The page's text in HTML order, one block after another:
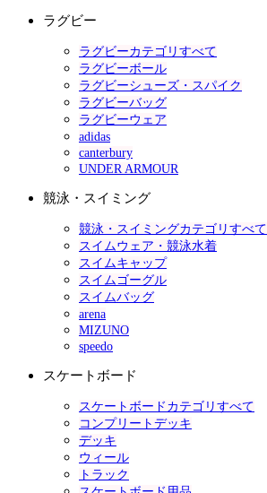
ラグビー
ラグビーカテゴリすべて
ラグビーボール
ラグビーシューズ・スパイク
ラグビーバッグ
ラグビーウェア
adidas
canterbury
UNDER ARMOUR
競泳・スイミング
競泳・スイミングカテゴリすべて
スイムウェア・競泳水着
スイムキャップ
スイムゴーグル
スイムバッグ
arena
MIZUNO
speedo
スケートボード
スケートボードカテゴリすべて
コンプリートデッキ
デッキ
ウィール
トラック